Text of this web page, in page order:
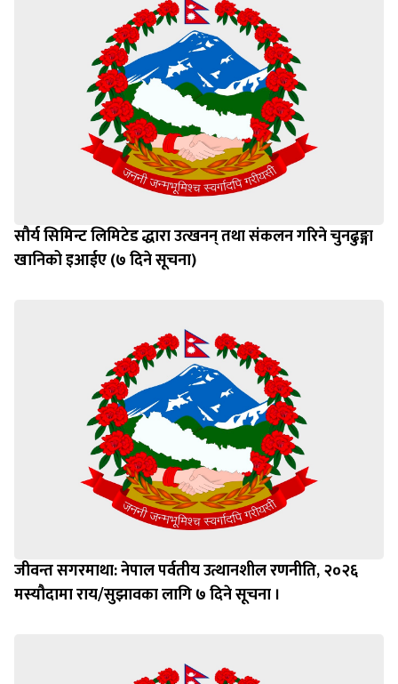
सौर्य सिमिन्ट लिमिटेड द्धारा उत्खनन् तथा संकलन गरिने चुनढुङ्गा
खानिको इआईए (७ दिने सूचना)
जीवन्त सगरमाथा: नेपाल पर्वतीय उत्थानशील रणनीति, २०२६
मस्यौदामा राय/सुझावका लागि ७ दिने सूचना ।